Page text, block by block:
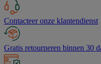
Contacteer onze klantendienst
Gratis retourneren binnen 30